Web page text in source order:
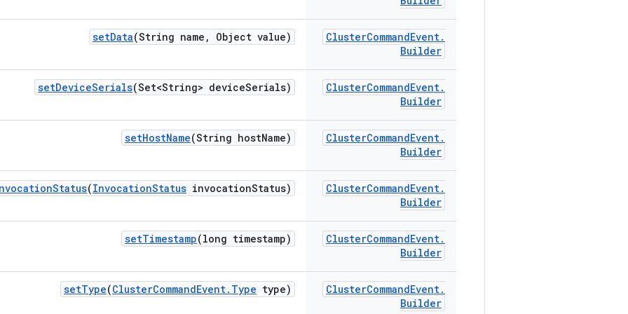
ClusterCommandEvent.
Builder
setData(String name , Object value)
ClusterCommandEvent.
Builder
setDeviceSerials(Set<String> deviceSerials)
ClusterCommandEvent.
Builder
setHostName(String hostName)
ClusterCommandEvent.
Builder
Status(InvocationStatus invocationStatus)
ClusterCommandEvent.
Builder
setTimestamp(long timestamp)
ClusterCommandEvent.
Builder
setType(ClusterCommandEvent. Type type)